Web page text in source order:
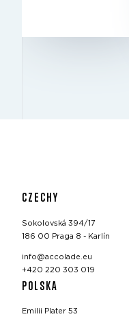
CZECHY
Sokolovská 394/17
186 00 Praga 8 - Karlín
info@accolade.eu
+420 220 303 019
POLSKA
Emilii Plater 53